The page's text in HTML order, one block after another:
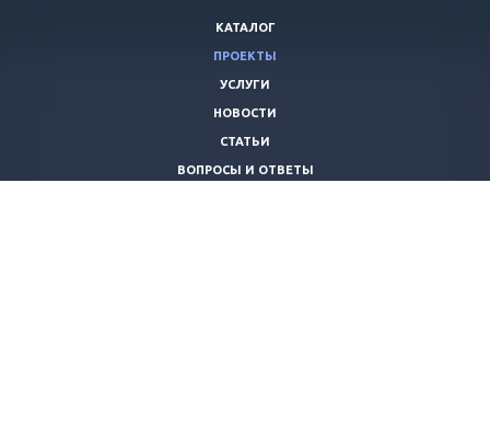
КАТАЛОГ
ПРОЕКТЫ
УСЛУГИ
НОВОСТИ
СТАТЬИ
ВОПРОСЫ И ОТВЕТЫ